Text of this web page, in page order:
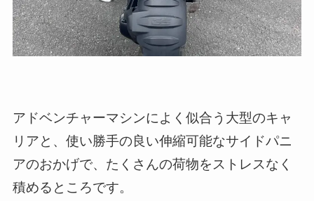
アドベンチャーマシンによく似合う大型のキャ
リアと、使い勝手の良い伸縮可能なサイドパニ
アのおかげで、たくさんの荷物をストレスなく
積めるところです。